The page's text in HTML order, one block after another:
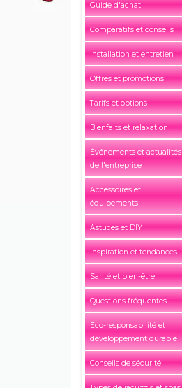
Guide d'achat
Comparatifs et conseils
Installation et entretien
Offres et promotions
Tarifs et options
Bienfaits et relaxation
Événements et actualités
de l'entreprise
Accessoires et
équipements
Astuces et DIY
Inspiration et tendances
Santé et bien-être
Questions fréquentes
Éco-responsabilité et
développement durable
Conseils de sécurité